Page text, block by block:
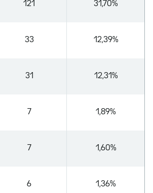
121 31,70%
33 12,39%
31 12,31%
7 1,89%
7 1,60%
6 1,36%